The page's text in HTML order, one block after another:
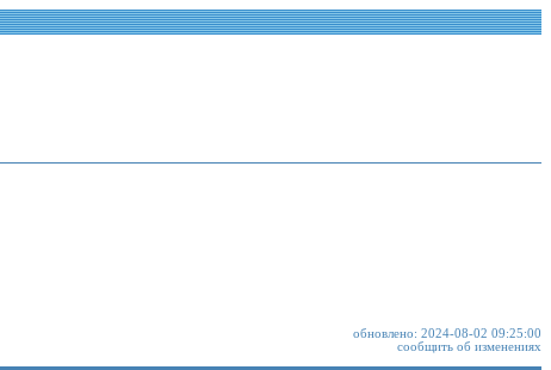
обновлено: 2024-08-02 09:25:00
сообщить об изменениях